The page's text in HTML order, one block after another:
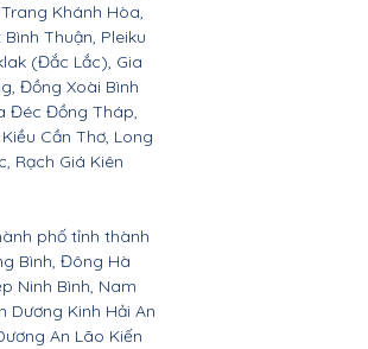
Khánh Hòa,
Thuận, Pleiku
(Đắc Lắc), Gia
Đồng Xoài Bình
Đéc Đồng Tháp,
Cần Thơ, Long
Rạch Giá Kiên
phố tỉnh thành
Bình, Đông Hà
Ninh Bình, Nam
Dương Kinh Hải An
An Lão Kiến